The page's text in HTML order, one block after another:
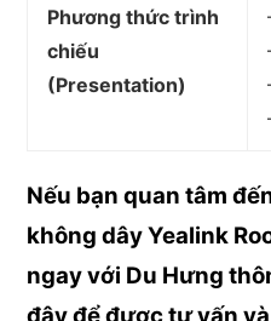
Phương thức trình
chiếu
(Presentation)
Nếu bạn quan tâm
không dây Yealink
ngay với Du Hưng